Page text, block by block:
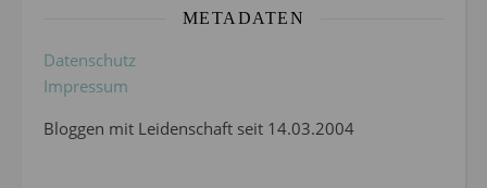
METADATEN
Datenschutz
Impressum
Bloggen mit Leidenschaft seit 14.03.2004